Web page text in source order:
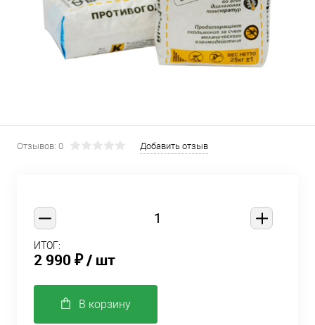
Отзывов: 0 Добавить отзыв
ИТОГ:
2 990 ₽/ шт
В корзину